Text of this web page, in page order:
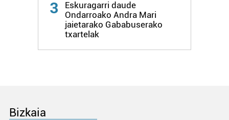
3
Eskuragarri daude
Ondarroako Andra Mari
jaietarako Gababuserako
txartelak
Bizkaia